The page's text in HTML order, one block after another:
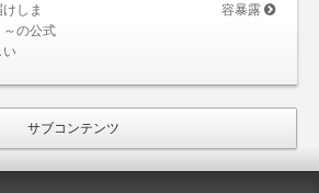
しま
～の公式
い
容暴露
サブコンテンツ